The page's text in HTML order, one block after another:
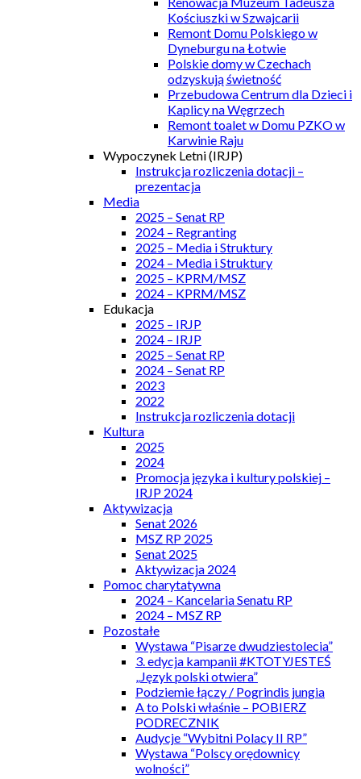
Kościuszki w Szwajcarii
Remont Domu Polskiego w
Dyneburgu na Łotwie
Polskie domy w Czechach
odzyskują świetność
Przebudowa Centrum dla Dzieci i
Kaplicy na Węgrzech
Remont toalet w Domu PZKO w
Karwinie Raju
Wypoczynek Letni (IRJP)
Instrukcja rozliczenia dotacji –
prezentacja
Media
2025 – Senat RP
2024 – Regranting
2025 – Media i Struktury
2024 – Media i Struktury
2025 – KPRM/MSZ
2024 – KPRM/MSZ
Edukacja
2025 – IRJP
2024 – IRJP
2025 – Senat RP
2024 – Senat RP
2023
2022
Instrukcja rozliczenia dotacji
Kultura
2025
2024
Promocja języka i kultury polskiej –
IRJP 2024
Aktywizacja
Senat 2026
MSZ RP 2025
Senat 2025
Aktywizacja 2024
Pomoc charytatywna
2024 – Kancelaria Senatu RP
2024 – MSZ RP
Pozostałe
Wystawa “Pisarze dwudziestolecia”
3. edycja kampanii #KTOTYJESTEŚ
„Język polski otwiera”
Podziemie łączy / Pogrindis jungia
A to Polski właśnie – POBIERZ
PODRECZNIK
Audycje “Wybitni Polacy II RP”
Wystawa “Polscy orędownicy
wolności”